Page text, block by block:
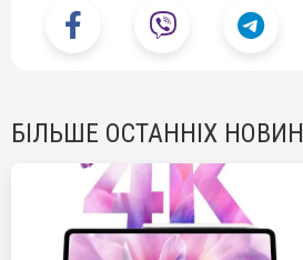
БІЛЬШЕ ОСТАННІХ НОВИН